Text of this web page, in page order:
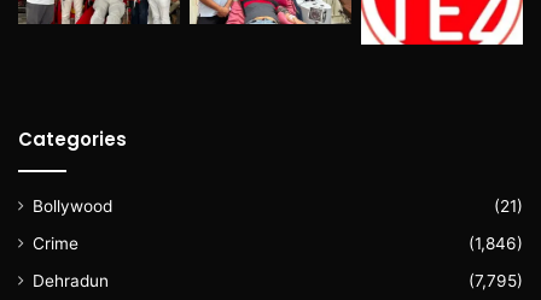
Categories
Bollywood
(21)
Crime
(1,846)
Dehradun
(7,795)